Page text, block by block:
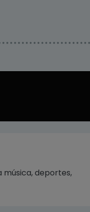
música, deportes,